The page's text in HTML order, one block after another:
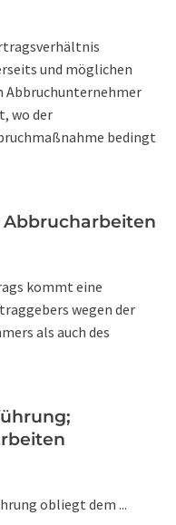
und möglichen
Abbruchunternehmer
wo der
bedingt
Abbrucharbeiten
kommt eine
wegen der
als auch des
obliegt dem ...